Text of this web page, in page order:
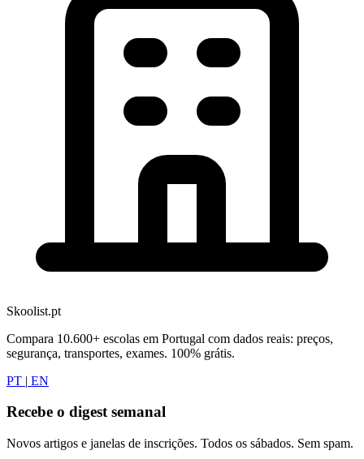
Skoolist.pt
Compara 10.600+ escolas em Portugal com dados reais: preços,
segurança, transportes, exames. 100% grátis.
PT | EN
Recebe o digest semanal
Novos artigos e janelas de inscrições. Todos os sábados. Sem spam.